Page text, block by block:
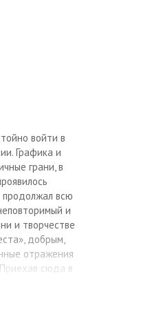
войти в
Графика и
грани, в
продолжал всю
и
и творчестве
добрым,
отражения
сюда в
так же
В 1965 году его